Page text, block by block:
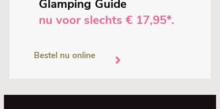
Glamping Guide
nu voor slechts € 17,95*.
Bestel nu online